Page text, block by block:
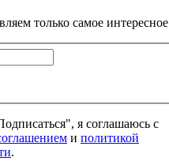
только самое интересное
я соглашаюсь с
и политикой
.